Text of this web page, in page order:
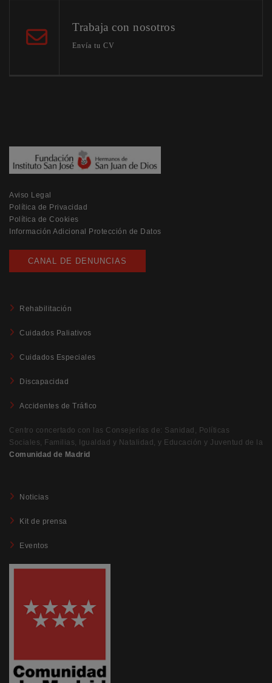
Trabaja con nosotros
Envía tu CV
Aviso Legal
Política de Privacidad
Política de Cookies
Información Adicional Protección de Datos
CANAL DE DENUNCIAS
Rehabilitación
Cuidados Paliativos
Cuidados Especiales
Discapacidad
Accidentes de Tráfico
Centro concertado con las Consejerías de: Sanidad, Políticas
Sociales, Familias, Igualdad y Natalidad, y Educación y Juventud de la
Comunidad de Madrid
Noticias
Kit de prensa
Eventos